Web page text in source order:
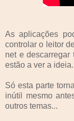
As aplicações
controlar o leitor
net e descarregar
estão a ver a
Só esta parte
inútil mesmo
outros temas...